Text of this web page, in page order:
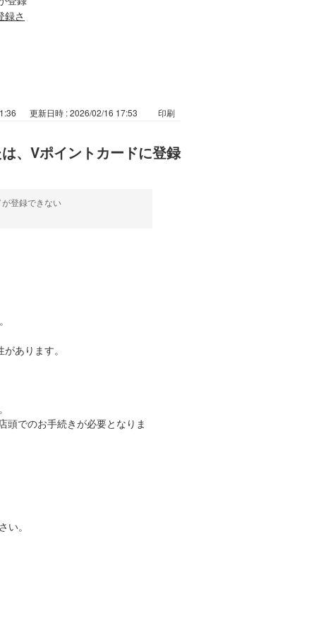
録さ
更新日時 : 2026/02/16 17:53 印刷
、Vポイントカードに登録
登録できない
あります。
頭でのお手続きが必要となりま
。